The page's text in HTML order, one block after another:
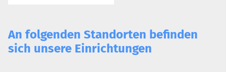
An folgenden Standorten befinden
sich unsere Einrichtungen